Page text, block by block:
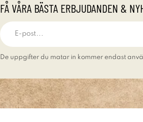
FÅ VÅRA BÄSTA ERBJUDANDEN &
De uppgifter du matar in kommer endast